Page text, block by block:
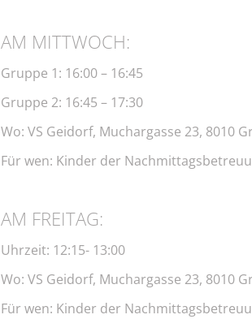
AM MITTWOCH:
Gruppe 1: 16:00 – 16:45
Gruppe 2: 16:45 – 17:30
Wo: VS Geidorf, Muchargasse 23, 8010
Für wen: Kinder der
AM FREITAG:
Uhrzeit: 12:15- 13:00
Wo: VS Geidorf, Muchargasse 23, 8010
Für wen: Kinder der